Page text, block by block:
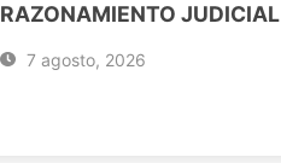
RAZONAMIENTO JUDICIAL
7 agosto, 2026